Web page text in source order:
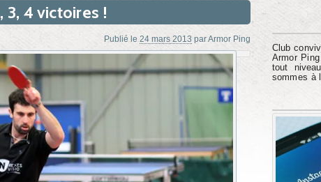
3, 4 victoires !
Publié le 24 mars 2013 parArmor Ping
Club
Armor
tout
sommes à